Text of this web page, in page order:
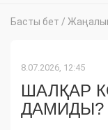
Басты бет /
8.07.2026, 12:45
ШАЛҚАР
ДАМИДЫ?